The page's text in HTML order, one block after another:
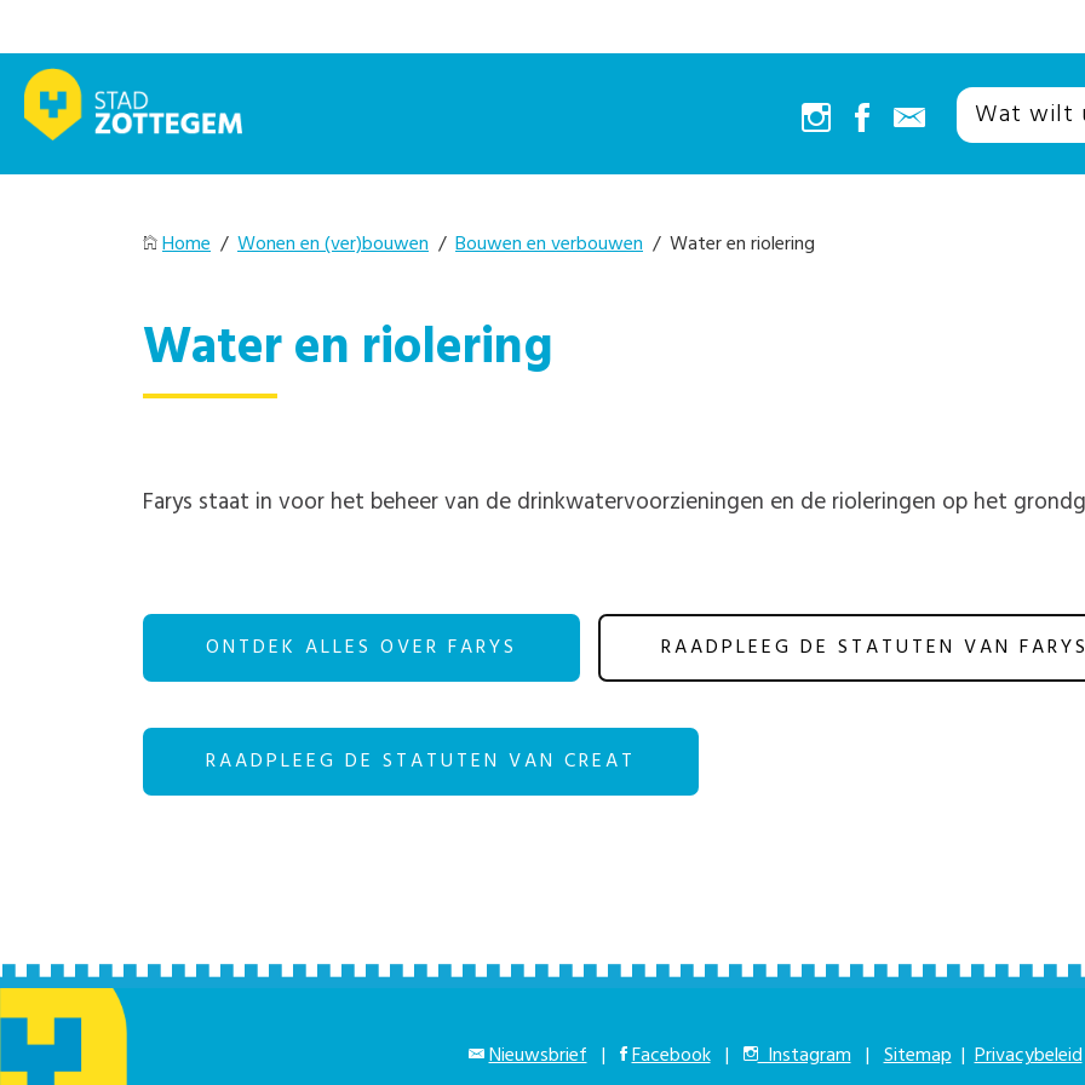
Home / Wonen en (ver)bouwen / Bouwen en verbouwen / Water en riolering
Water en riolering
Farys staat in voor het beheer van de drinkwatervoorzieningen en de rioleringen op het
ONTDEK ALLES OVER FARYS RAADPLEEG DE STATUTEN VAN FARYS
RAADPLEEG DE STATUTEN VAN CREAT
Nieuwsbrief | Facebook | Instagram | Sitemap |Privacybeleid